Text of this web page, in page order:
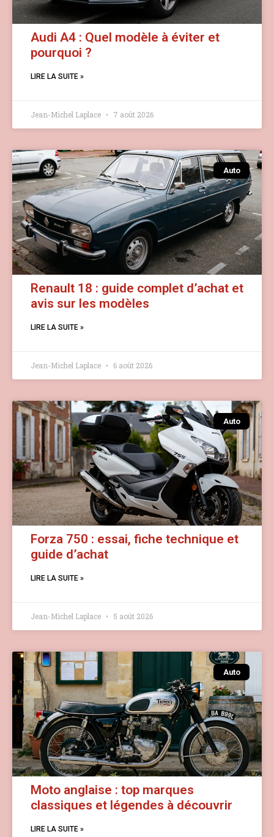
Audi A4 : Quel modèle à éviter et
pourquoi ?
LIRE LA SUITE »
Jean-Michel Laplace 7 août 2026
Auto
Renault 18 : guide complet d’achat et
avis sur les modèles
LIRE LA SUITE »
Jean-Michel Laplace 6 août 2026
Auto
Forza 750 : essai, fiche technique et
guide d’achat
LIRE LA SUITE »
Jean-Michel Laplace 5 août 2026
Auto
Moto anglaise : top marques
classiques et légendes à découvrir
LIRE LA SUITE »